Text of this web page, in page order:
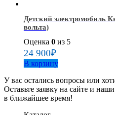
Детский электромобиль
вольта)
Оценка 0 из 5
24 900₽
В корзину
У вас остались вопросы или
Оставьте заявку на сайте и
в ближайшее время!